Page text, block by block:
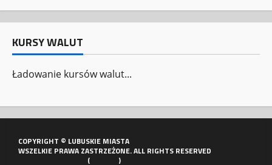
KURSY WALUT
Ładowanie kursów walut...
COPYRIGHT © LUBUSKIE MIASTA
WSZELKIE PRAWA ZASTRZEŻONE. ALL RIGHTS RESERVED
( )